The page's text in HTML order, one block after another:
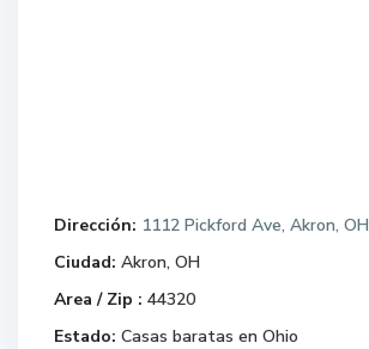
Dirección: 1112 Pickford Ave, Akron, OH
Ciudad: Akron, OH
Area / Zip : 44320
Estado: Casas baratas en Ohio